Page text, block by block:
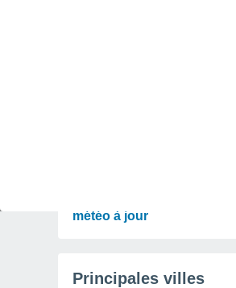
météo à jour
Principales villes